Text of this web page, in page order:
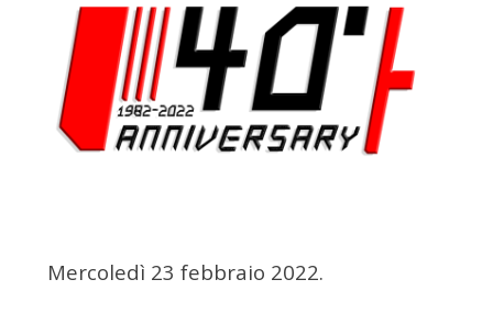
Mercoledì 23 febbraio 2022.